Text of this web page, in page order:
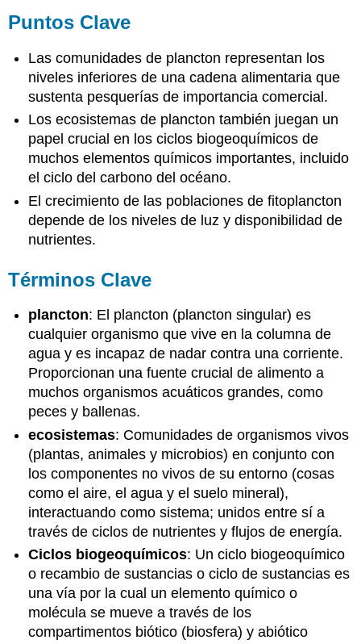
Puntos Clave
Las comunidades de plancton representan los
niveles inferiores de una cadena alimentaria que
sustenta pesquerías de importancia comercial.
Los ecosistemas de plancton también juegan un
papel crucial en los ciclos biogeoquímicos de
muchos elementos químicos importantes, incluido
el ciclo del carbono del océano.
El crecimiento de las poblaciones de fitoplancton
depende de los niveles de luz y disponibilidad de
nutrientes.
Términos Clave
plancton: El plancton (plancton singular) es
cualquier organismo que vive en la columna de
agua y es incapaz de nadar contra una corriente.
Proporcionan una fuente crucial de alimento a
muchos organismos acuáticos grandes, como
peces y ballenas.
ecosistemas: Comunidades de organismos vivos
(plantas, animales y microbios) en conjunto con
los componentes no vivos de su entorno (cosas
como el aire, el agua y el suelo mineral),
interactuando como sistema; unidos entre sí a
través de ciclos de nutrientes y flujos de energía.
Ciclos biogeoquímicos: Un ciclo biogeoquímico
o recambio de sustancias o ciclo de sustancias es
una vía por la cual un elemento químico o
molécula se mueve a través de los
compartimentos biótico (biosfera) y abiótico